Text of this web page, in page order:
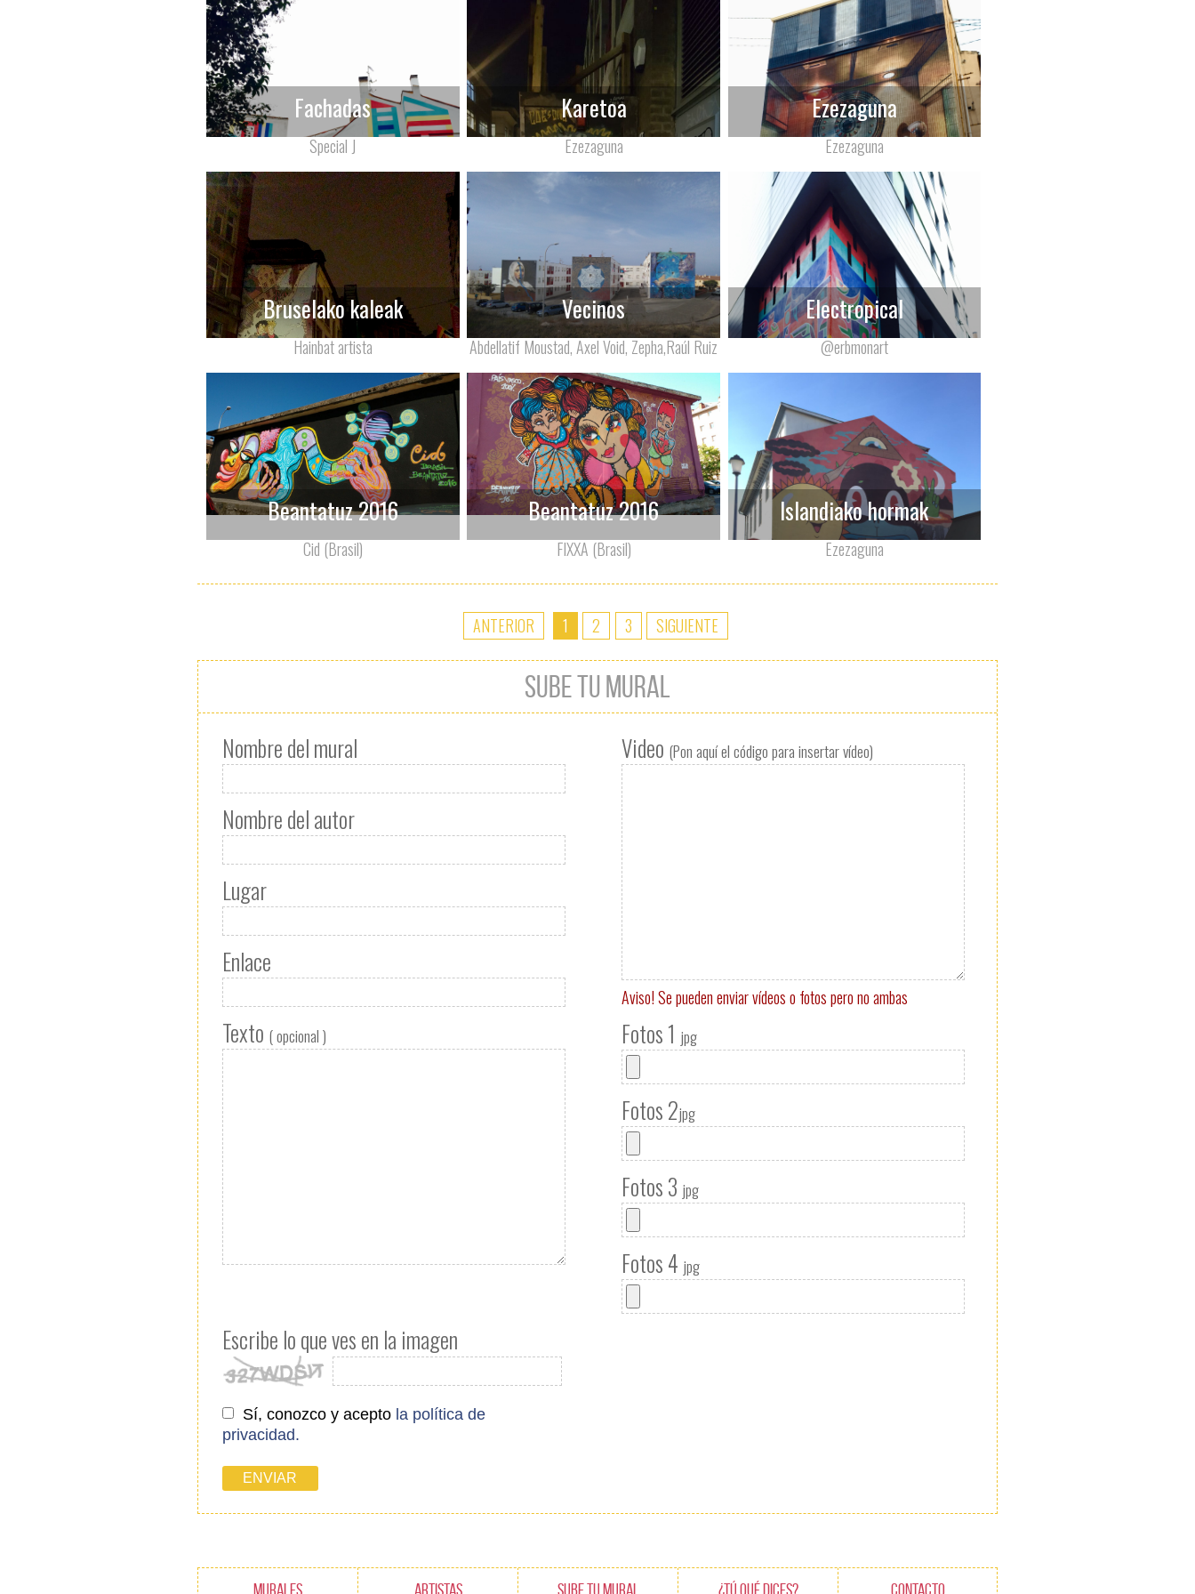
Fachadas
Special J
Karetoa
Ezezaguna
Ezezaguna
Ezezaguna
Bruselako kaleak
Hainbat artista
Vecinos
Abdellatif Moustad, Axel Void, Zepha,Raúl Ruiz
Electropical
@erbmonart
Beantatuz 2016
Cid (Brasil)
Beantatuz 2016
FIXXA (Brasil)
Islandiako hormak
Ezezaguna
ANTERIOR 1 2 3 SIGUIENTE
SUBE TU MURAL
Nombre del mural
Nombre del autor
Lugar
Enlace
Texto ( opcional )
Video (Pon aquí el código para insertar vídeo)
Aviso! Se pueden enviar vídeos o fotos pero no ambas
Fotos 1 jpg
Fotos 2jpg
Fotos 3 jpg
Fotos 4 jpg
Escribe lo que ves en la imagen
Sí, conozco y acepto la política de
privacidad.
MURALES ARTISTAS SUBE TU MURAL ¿TÚ QUÉ DICES? CONTACTO